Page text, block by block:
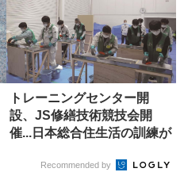
トレーニングセンター開
設、JS修繕技術競技会開
催...日本総合住生活の訓練が
Recommended by